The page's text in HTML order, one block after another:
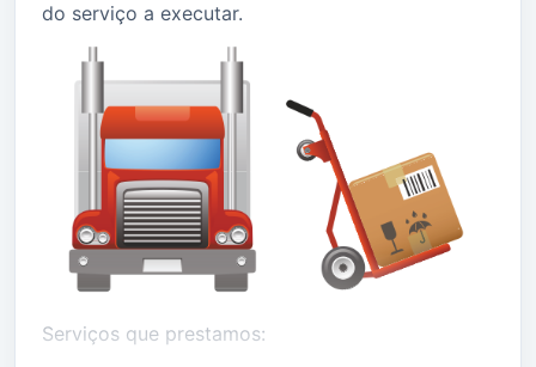
do serviço a executar.
Serviços que prestamos: